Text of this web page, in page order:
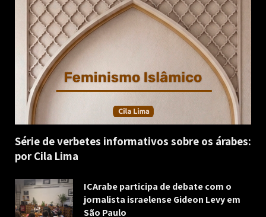
Série de verbetes informativos sobre os árabes:
por Cila Lima
ICArabe participa de debate com o
jornalista israelense Gideon Levy em
São Paulo